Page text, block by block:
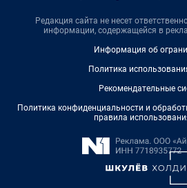
Редакция сайта не несет
информации, содержащейся в
Информация об
Политика
Рекомендательные
Политика конфиденциальности и
правила